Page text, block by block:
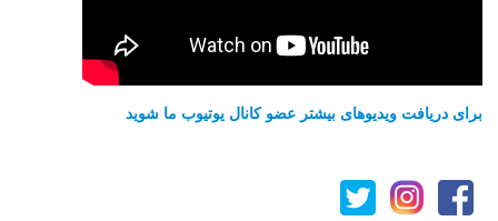
برای دریافت ویدیوهای بیشتر عضو کانال یوتیوب ما شوید